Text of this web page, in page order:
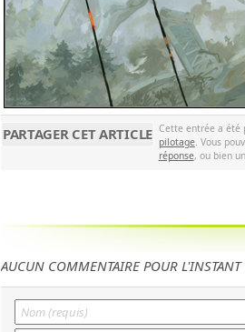
PARTAGER CET ARTICLE Cette entrée a été
pilotage. Vous
réponse, ou bien un
AUCUN COMMENTAIRE POUR L'INSTANT